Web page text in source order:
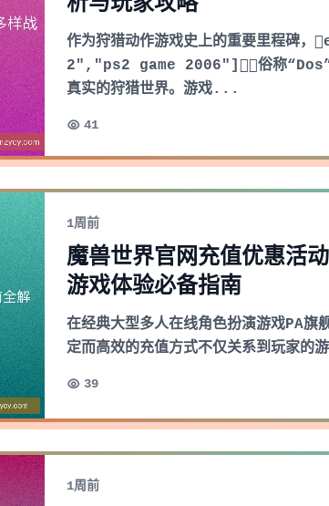
作为狩猎动作游戏史上的重要里程
2","ps2 game 2006"]（俗称“Dos”
真实的狩猎世界。游戏...
41
1周前
魔兽世界官网充值优惠活
游戏体验必备指南
在经典大型多人在线角色扮演游戏PA旗
定而高效的充值方式不仅关系到玩家的
39
1周前